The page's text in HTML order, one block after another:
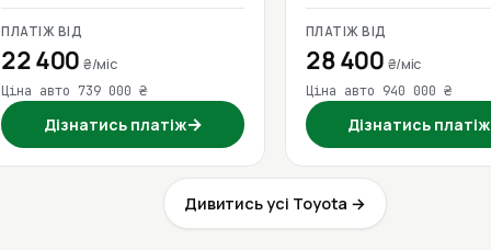
ПЛАТІЖ ВІД
22 400₴/міс
Ціна авто 739 000 ₴
Дізнатись платіж→
ПЛАТІЖ ВІД
28 400 ₴/міс
Ціна авто 940 000 ₴
Дізнатись платіж
Дивитись усі Toyota →